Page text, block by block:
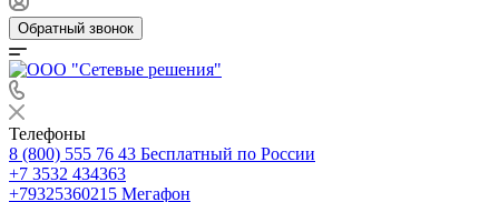
Обратный звонок
Телефоны
8 (800) 555 76 43 Бесплатный по России
+7 3532 434363
+79325360215 Мегафон